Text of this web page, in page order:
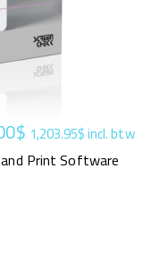
and Print Software
$ 1,203.95$incl. btw